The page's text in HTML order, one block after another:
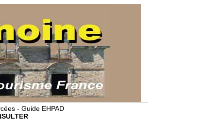
- Guide EHPAD